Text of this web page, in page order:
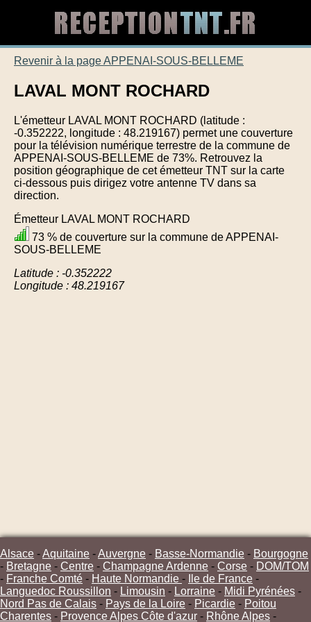
Revenir à la page APPENAI-SOUS-BELLEME
LAVAL MONT ROCHARD
L'émetteur LAVAL MONT ROCHARD (latitude :
-0.352222, longitude : 48.219167) permet une couverture
pour la télévision numérique terrestre de la commune de
APPENAI-SOUS-BELLEME de 73%. Retrouvez la
position géographique de cet émetteur TNT sur la carte
ci-dessous puis dirigez votre antenne TV dans sa
direction.
Émetteur LAVAL MONT ROCHARD
73 % de couverture sur la commune de APPENAI-
SOUS-BELLEME
Latitude : -0.352222
Longitude : 48.219167
Alsace -Aquitaine -Auvergne - Basse-Normandie - Bourgogne
- Bretagne - Centre - Champagne Ardenne - Corse - DOM/TOM
- Franche Comté - Haute Normandie - Ile de France -
Languedoc Roussillon - Limousin - Lorraine - Midi Pyrénées -
Nord Pas de Calais - Pays de la Loire - Picardie - Poitou
Charentes - Provence Alpes Côte d'azur - Rhône Alpes -